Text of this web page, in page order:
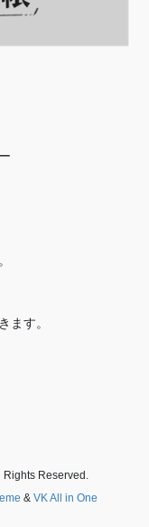
ます。
Reserved.
& VK All in One